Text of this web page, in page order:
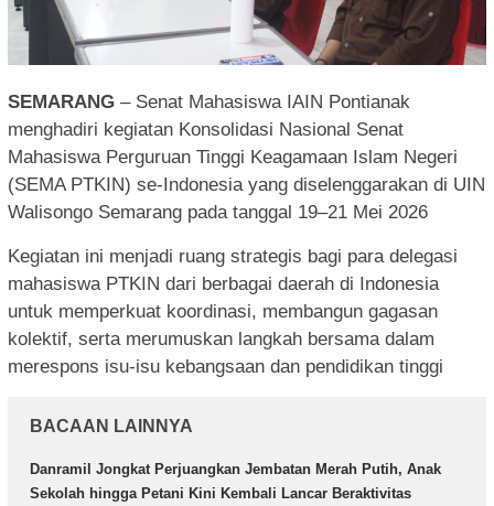
SEMARANG – Senat Mahasiswa IAIN Pontianak
menghadiri kegiatan Konsolidasi Nasional Senat
Mahasiswa Perguruan Tinggi Keagamaan Islam Negeri
(SEMA PTKIN) se-Indonesia yang diselenggarakan di UIN
Walisongo Semarang pada tanggal 19–21 Mei 2026
Kegiatan ini menjadi ruang strategis bagi para delegasi
mahasiswa PTKIN dari berbagai daerah di Indonesia
untuk memperkuat koordinasi, membangun gagasan
kolektif, serta merumuskan langkah bersama dalam
merespons isu-isu kebangsaan dan pendidikan tinggi
BACAAN LAINNYA
Danramil Jongkat Perjuangkan Jembatan Merah Putih, Anak
Sekolah hingga Petani Kini Kembali Lancar Beraktivitas